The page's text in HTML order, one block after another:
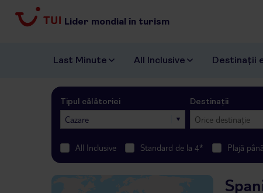
Lider mondial în turism
Last Minute All Inclusive Destinații
Tipul călătoriei
Cazare
Destinații
Orice destinație
All Inclusive Standard de la 4* Plajă